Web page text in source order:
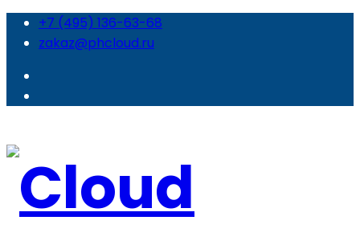
+7 (495) 136-63-68
zakaz@phcloud.ru